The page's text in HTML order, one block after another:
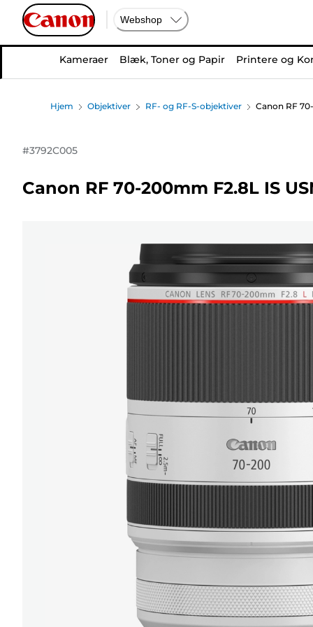
Webshop
Kameraer Blæk, Toner og Papir Printere og
Hjem Objektiver RF- og RF-S-objektiver Canon RF
#3792C005
Canon RF 70-200mm F2.8L IS